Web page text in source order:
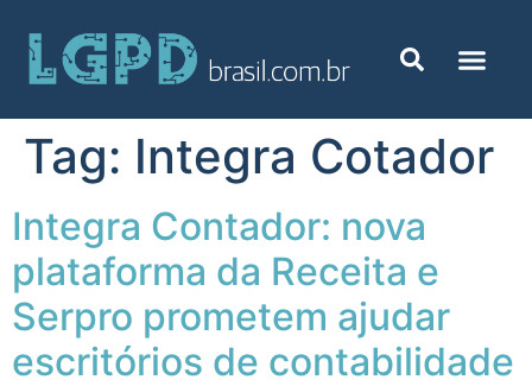
Tag: Integra Cotador
Integra Contador: nova
plataforma da Receita e
Serpro prometem ajudar
escritórios de contabilidade